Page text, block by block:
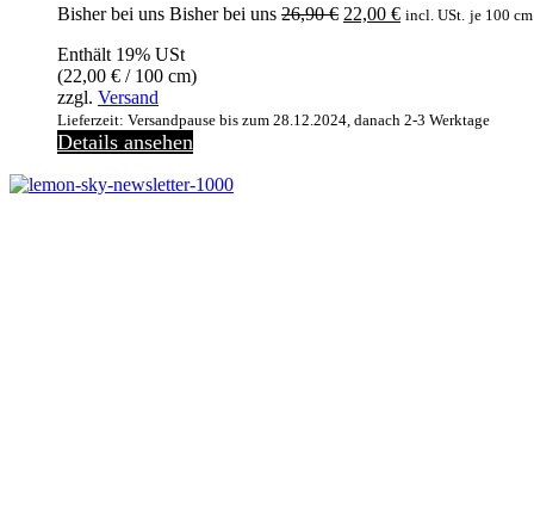
Bisher bei uns Bisher bei uns 26,90€ Ursprünglicher
22,00 €Aktueller
incl. USt. je 100 cm
Enthält 19% USt
(22,00 € / 100 cm)
zzgl. Versand
Lieferzeit: Versandpause bis zum 28.12.2024, danach 2-3 Werktage
Details ansehen